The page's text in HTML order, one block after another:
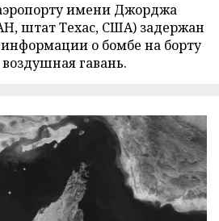
имени Джорджа
штат Техас, США) задержан
о бомбе на борту
гавань.